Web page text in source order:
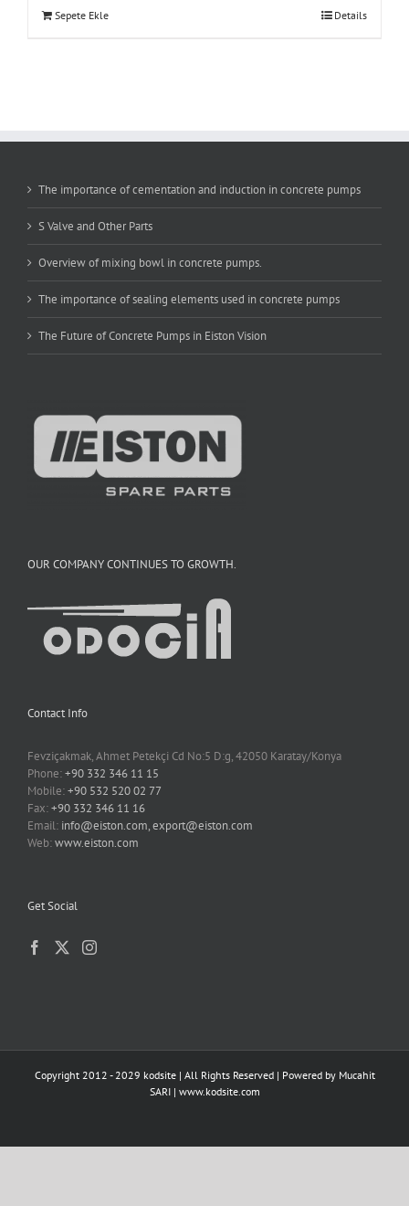
Sepete Ekle Details
The importance of cementation and induction in concrete pumps
S Valve and Other Parts
Overview of mixing bowl in concrete pumps.
The importance of sealing elements used in concrete pumps
The Future of Concrete Pumps in Eiston Vision
OUR COMPANY CONTINUES TO GROWTH.
Contact Info
Fevziçakmak, Ahmet Petekçi Cd No:5 D:g, 42050 Karatay/Konya
Phone:+90 332 346 11 15
Mobile:+90 532 520 02 77
Fax:+90 332 346 11 16
Email: info@eiston.com, export@eiston.com
Web:www.eiston.com
Get Social
Copyright 2012 - 2029 kodsite | All Rights Reserved | Powered by Mucahit
SARI| www.kodsite.com